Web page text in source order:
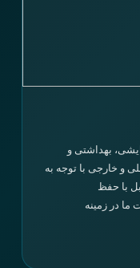
بهداشتی و
و خارجی با توجه به
با حفظ
ما در زمینه